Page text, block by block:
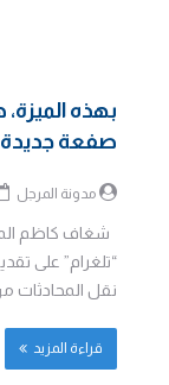
بهذه
صفعة
مدونة المرجل
شغاف كاظم
“تلغرام” على
نقل المحادثات
قراءة المزيد